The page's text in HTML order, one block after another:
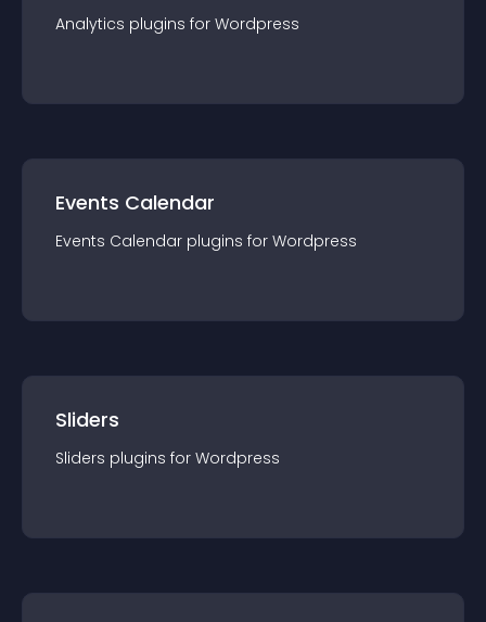
Analytics plugins for Wordpress
Events Calendar
Events Calendar plugins for Wordpress
Sliders
Sliders plugins for Wordpress